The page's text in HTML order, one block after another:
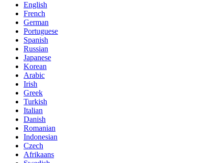
English
French
German
Portuguese
Spanish
Russian
Japanese
Korean
Arabic
Irish
Greek
Turkish
Italian
Danish
Romanian
Indonesian
Czech
Afrikaans